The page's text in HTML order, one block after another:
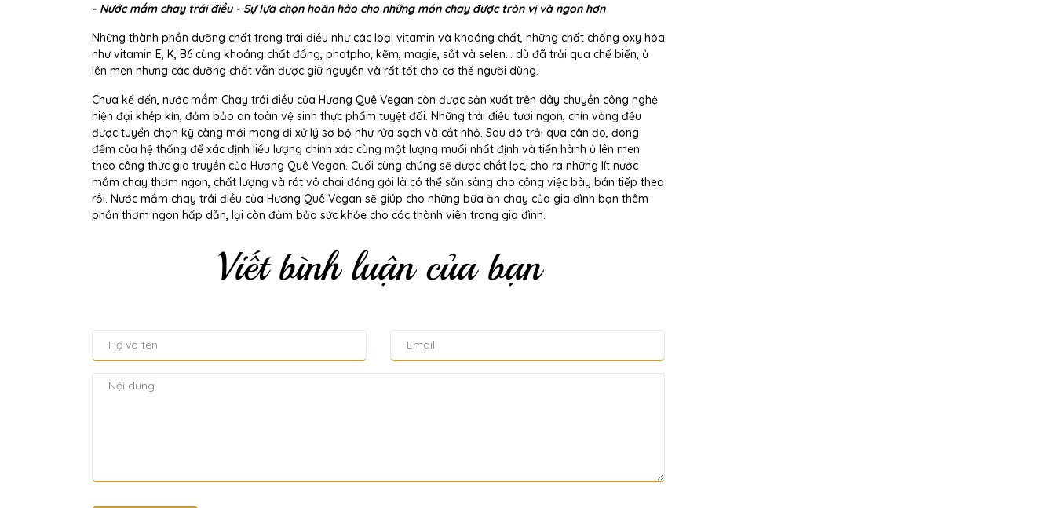
- Nước mắm chay trái điều - Sự lựa chọn hoàn hảo cho những món chay được tròn vị và ngon hơn
Những thành phần dưỡng chất trong trái điều như các loại vitamin và khoáng chất, những chất chống oxy hóa
như vitamin E, K, B6 cùng khoáng chất đồng, photpho, kẽm, magie, sắt và selen... dù đã trải qua chế biến, ủ
lên men nhưng các dưỡng chất vẫn được giữ nguyên và rất tốt cho cơ thể người dùng.
Chưa kể đến, nước mắm Chay trái điều của Hương Quê Vegan còn được sản xuất trên dây chuyền công nghệ
hiện đại khép kín, đảm bảo an toàn vệ sinh thực phẩm tuyệt đối. Những trái điều tươi ngon, chín vàng đều
được tuyển chọn kỹ càng mới mang đi xử lý sơ bộ như rửa sạch và cắt nhỏ. Sau đó trải qua cân đo, đong
đếm của hệ thống để xác định liều lượng chính xác cùng một lượng muối nhất định và tiến hành ủ lên men
theo công thức gia truyền của Hương Quê Vegan. Cuối cùng chúng sẽ được chắt lọc, cho ra những lít nước
mắm chay thơm ngon, chất lượng và rót vô chai đóng gói là có thể sẵn sàng cho công việc bày bán tiếp theo
rồi. Nước mắm chay trái điều của Hương Quê Vegan sẽ giúp cho những bữa ăn chay của gia đình bạn thêm
phần thơm ngon hấp dẫn, lại còn đảm bảo sức khỏe cho các thành viên trong gia đình.
Viết bình luận của bạn